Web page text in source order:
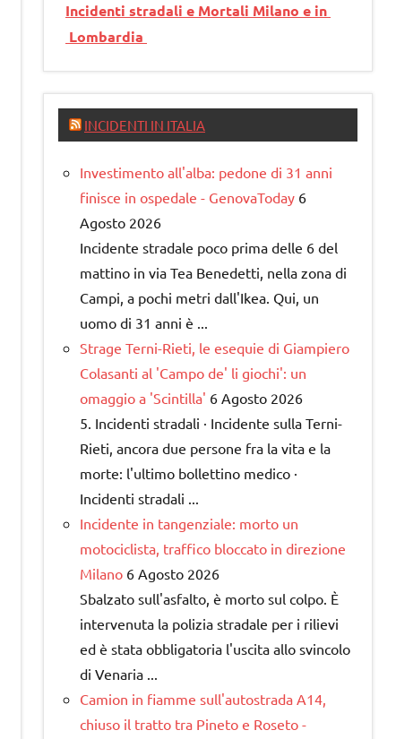
Incidenti stradali e Mortali Milano e in
Lombardia
INCIDENTI IN ITALIA
Investimento all'alba: pedone di 31 anni
finisce in ospedale - GenovaToday 6
Agosto 2026
Incidente stradale poco prima delle 6 del
mattino in via Tea Benedetti, nella zona di
Campi, a pochi metri dall'Ikea. Qui, un
uomo di 31 anni è ...
Strage Terni-Rieti, le esequie di Giampiero
Colasanti al 'Campo de' li giochi': un
omaggio a 'Scintilla' 6 Agosto 2026
5. Incidenti stradali · Incidente sulla Terni-
Rieti, ancora due persone fra la vita e la
morte: l'ultimo bollettino medico ·
Incidenti stradali ...
Incidente in tangenziale: morto un
motociclista, traffico bloccato in direzione
Milano 6 Agosto 2026
Sbalzato sull'asfalto, è morto sul colpo. È
intervenuta la polizia stradale per i rilievi
ed è stata obbligatoria l'uscita allo svincolo
di Venaria ...
Camion in fiamme sull'autostrada A14,
chiuso il tratto tra Pineto e Roseto -